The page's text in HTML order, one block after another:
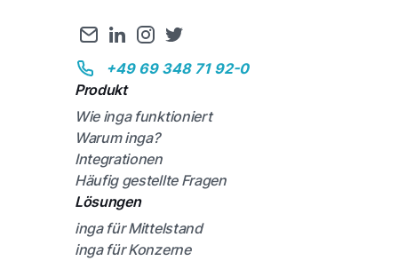
+49 69 348 71 92-0
Produkt
Wie inga funktioniert
Warum inga?
Integrationen
Häufig gestellte Fragen
Lösungen
inga für Mittelstand
inga für Konzerne